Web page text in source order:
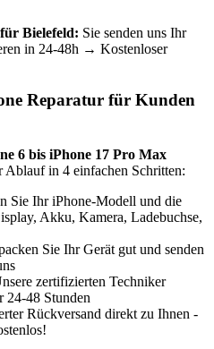
für Bielefeld: Sie senden uns Ihr
in 24-48h → Kostenloser
Reparatur für Kunden
6 bis iPhone 17 Pro Max
in 4 einfachen Schritten:
Sie Ihr iPhone-Modell und die
Akku, Kamera, Ladebuchse,
Sie Ihr Gerät gut und senden
zertifizierten Techniker
24-48 Stunden
Rückversand direkt zu Ihnen -